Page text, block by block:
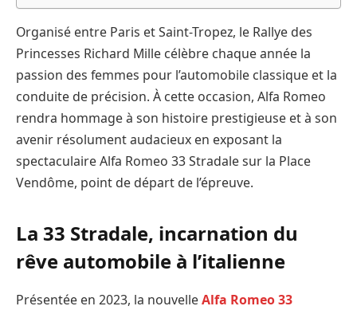
Organisé entre Paris et Saint-Tropez, le Rallye des
Princesses Richard Mille célèbre chaque année la
passion des femmes pour l’automobile classique et la
conduite de précision. À cette occasion, Alfa Romeo
rendra hommage à son histoire prestigieuse et à son
avenir résolument audacieux en exposant la
spectaculaire Alfa Romeo 33 Stradale sur la Place
Vendôme, point de départ de l’épreuve.
La 33 Stradale, incarnation du
rêve automobile à l’italienne
Présentée en 2023, la nouvelleAlfa Romeo 33